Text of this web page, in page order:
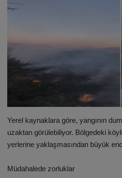
SAĞLIK VE YAŞAM TARZI
YEMEK
SEYAHAT
EĞİTİM
GALERİ
Yerel kaynaklara göre, yangının
uzaktan görülebiliyor. Bölgedeki
yerlerine yaklaşmasından büyük
Müdahalede zorluklar